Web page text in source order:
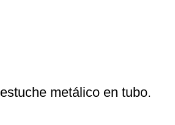
metálico en tubo.